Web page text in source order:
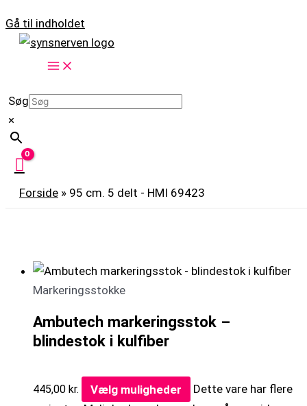
Gå til indholdet
Søg
×
Forside » 95 cm. 5 delt - HMI 69423
Markeringsstokke
Ambutech markeringsstok –
blindestok i kulfiber
445,00 kr. Vælg muligheder
Dette vare har flere